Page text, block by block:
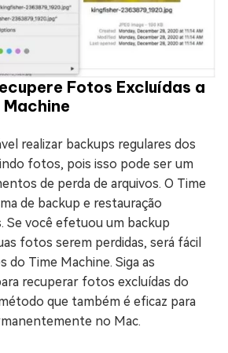
Fotos Excluídas a
realizar backups regulares dos
fotos, pois isso pode ser um
de perda de arquivos. O Time
de backup e restauração
Se você efetuou um backup
fotos serem perdidas, será fácil
do Time Machine. Siga as
recuperar fotos excluídas do
que também é eficaz para
no Mac.